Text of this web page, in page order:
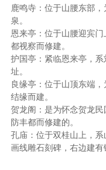
鹿鸣寺：位于山腰东部
泉。
恩来亭：位于山腰迎宾
都视察而修建。
护国亭：紧临恩来亭，
址。
良缘亭：位于山顶东端
结缘而建。
贺龙阁：是为怀念贺龙
防丰都而修建的。
孔庙：位于双桂山上，
画线雕石刻碑，右边建有